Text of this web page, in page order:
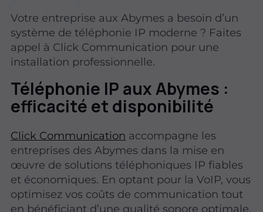
Votre entreprise aux Abymes a besoin d’un
système de téléphonie IP moderne ? Faites
appel à Click Communication pour une
installation professionnelle.
Téléphonie IP aux Abymes :
efficacité et disponibilité
Click Communication accompagne les
entreprises des Abymes dans la mise en
œuvre de solutions téléphoniques IP fiables
et économiques. En optant pour la VoIP, vous
optimisez vos coûts de communication tout
en bénéficiant d’une qualité sonore optimale.